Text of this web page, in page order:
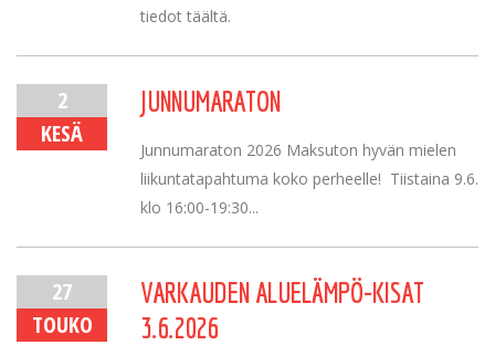
tiedot täältä.
2
KESÄ
JUNNUMARATON
Junnumaraton 2026 Maksuton hyvän mielen
liikuntatapahtuma koko perheelle! Tiistaina 9.6.
klo 16:00-19:30...
27
TOUKO
VARKAUDEN ALUELÄMPÖ-KISAT
3.6.2026